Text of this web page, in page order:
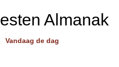
Almanak
Vandaag de dag